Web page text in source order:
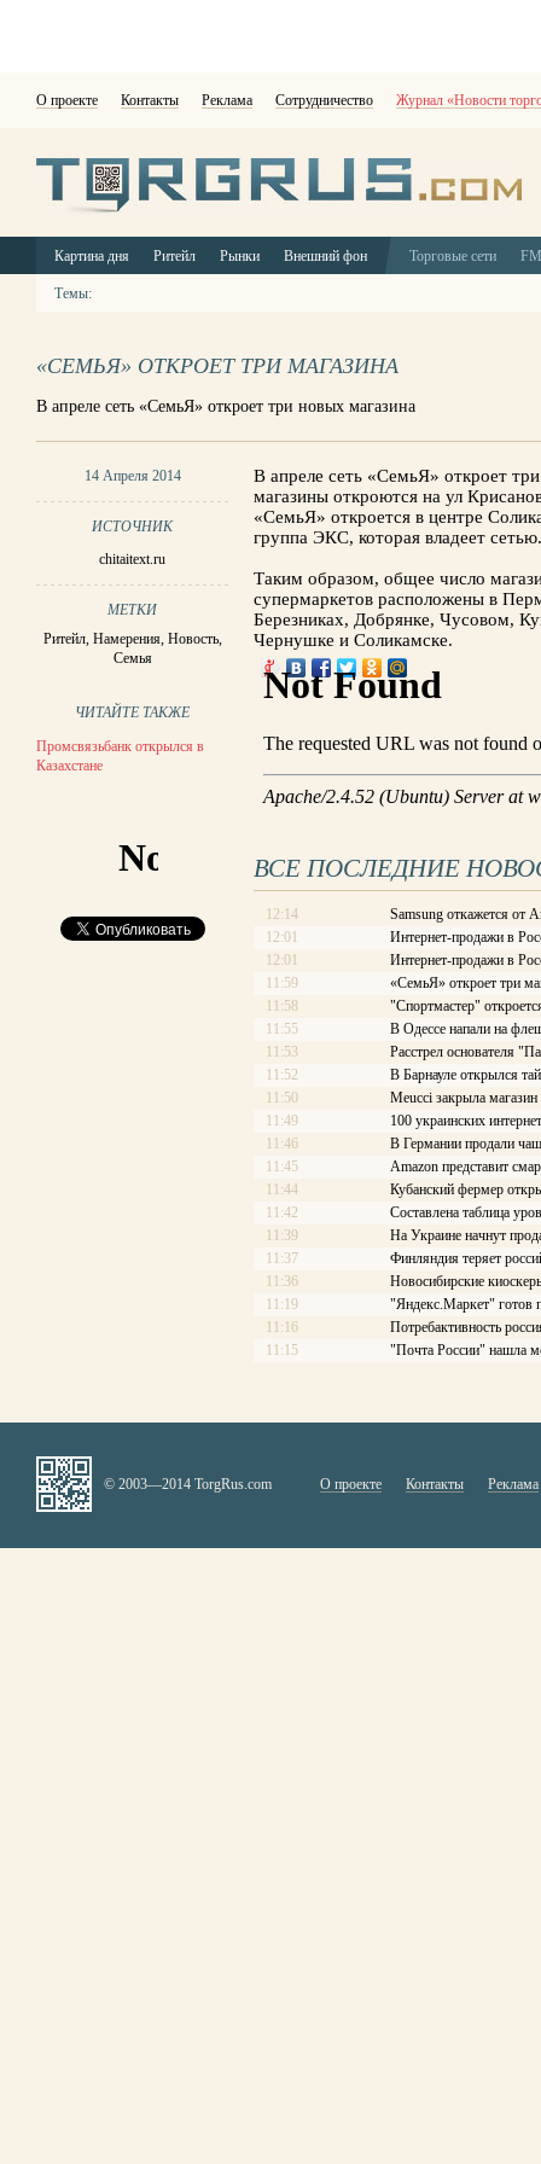
О проекте Контакты Реклама Сотрудничество Журнал «Новости
Картина дня Ритейл Рынки Внешний фон Торговые сети
Темы:
«СЕМЬЯ» ОТКРОЕТ ТРИ МАГАЗИНА
В апреле сеть «СемьЯ» откроет три новых магазина
14 Апреля 2014
ИСТОЧНИК
chitaitext.ru
МЕТКИ
Ритейл, Намерения, Новость,
Семья
ЧИТАЙТЕ ТАКЖЕ
Промсвязьбанк открылся в
Казахстане
В апреле сеть «СемьЯ» откроет
магазины откроются на ул
«СемьЯ» откроется в центре
группа ЭКС, которая владеет сетью.
Таким образом, общее число
супермаркетов расположены в
Березниках, Добрянке, Чусовом,
Чернушке и Соликамске.
ВСЕ ПОСЛЕДНИЕ
12:14
Samsung откажется от
12:01
Интернет-продажи в
12:01
Интернет-продажи в
11:59
«СемьЯ» откроет три
11:58
"Спортмастер"
11:55
В Одессе напали на
11:53
Расстрел основателя
11:52
В Барнауле открылся
11:50
Meucci закрыла
11:49
100 украинских
11:46
В Германии продали
11:45
Amazon представит
11:44
Кубанский фермер
11:42
Составлена таблица
11:39
На Украине начнут
11:37
Финляндия теряет
11:36
Новосибирские
11:19
"Яндекс.Маркет" готов
11:16
Потребактивность
11:15
"Почта России" нашла
© 2003—2014 TorgRus.com О проекте Контакты Реклама